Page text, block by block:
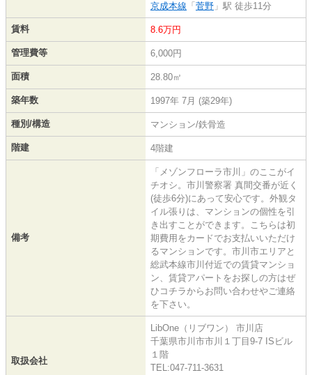
京成本線 「 菅野 」駅 徒歩11分
賃料 8.6万円
管理費等 6,000円
面積 28.80㎡
築年数 1997年 7月 (築29年)
種別/構造 マンション/鉄骨造
階建 4階建
備考
「メゾンフローラ市川」のここがイ
チオシ。市川警察署 真間交番が近く
(徒歩6分)にあって安心です。外観タ
イル張りは、マンションの個性を引
き出すことができます。こちらは初
期費用をカードでお支払いいただけ
るマンションです。市川市エリアと
総武本線市川付近での賃貸マンショ
ン、賃貸アパートをお探しの方はぜ
ひコチラからお問い合わせやご連絡
を下さい。
取扱会社
LibOne（リブワン） 市川店
千葉県市川市市川１丁目9-7 ISビル
１階
TEL:047-711-3631